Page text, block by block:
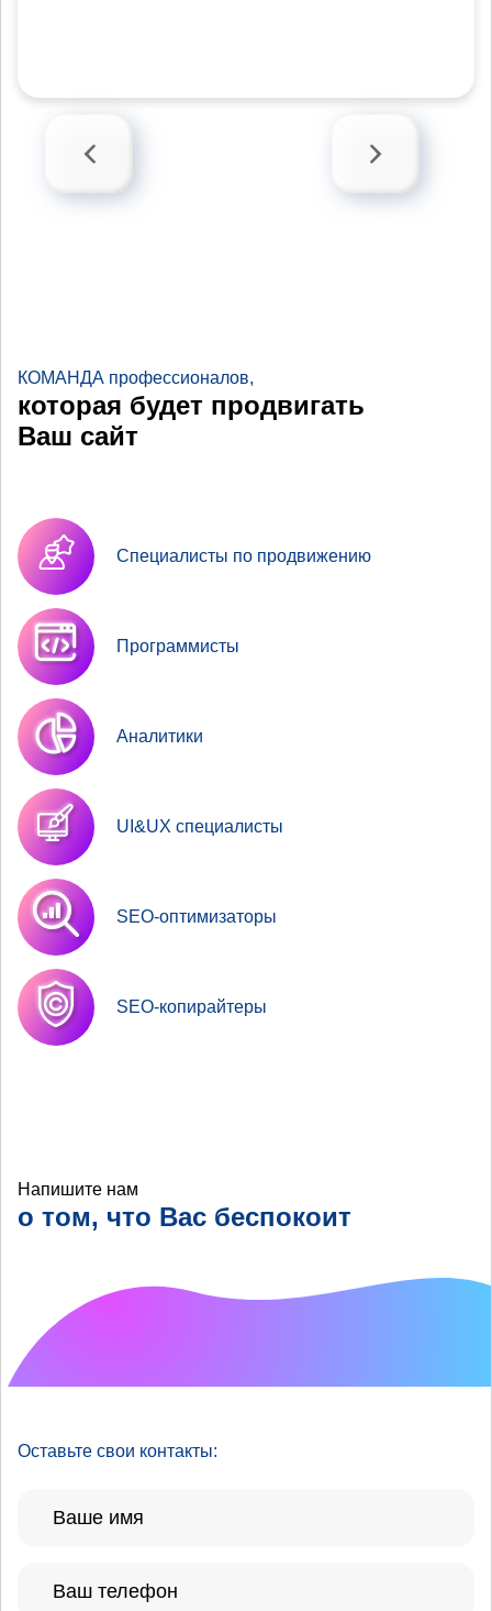
КОМАНДА профессионалов,
которая будет продвигать
Ваш сайт
Специалисты по продвижению
Программисты
Аналитики
UI&UX специалисты
SEO-оптимизаторы
SEO-копирайтеры
Напишите нам
о том, что Вас беспокоит
Оставьте свои контакты: